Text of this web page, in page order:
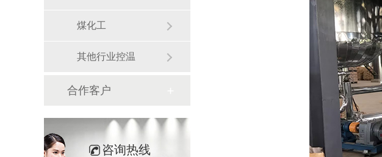
煤化工
其他行业控温
合作客户
咨询热线